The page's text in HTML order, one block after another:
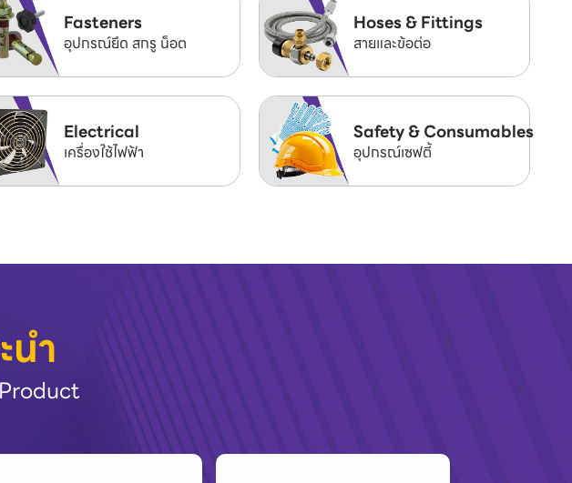
Fasteners
อุปกรณ์ยึด สกรู น็อต
Hoses & Fittings
สายและข้อต่อ
Electrical
เครื่องใช้ไฟฟ้า
Safety & Consumables
อุปกรณ์เซฟตี้
นำ